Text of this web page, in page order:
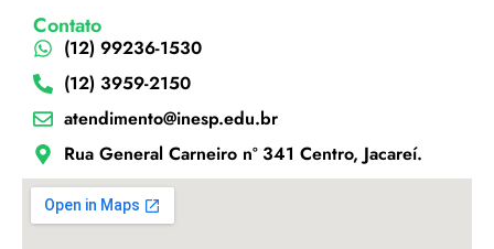
Contato
(12) 99236-1530
(12) 3959-2150
atendimento@inesp.edu.br
Rua General Carneiro nº 341 Centro, Jacareí.